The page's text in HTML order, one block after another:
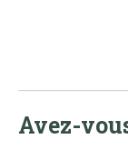
Avez-